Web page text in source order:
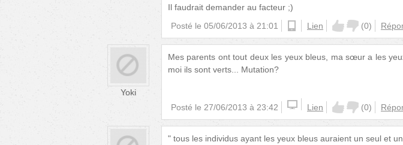
Il faudrait demander au facteur ;)
Posté le 05/06/2013 à 21:01 Lien (0)
Yoki
Mes parents ont tout deux les yeux bleus, ma sœur a les
moi ils sont verts... Mutation?
Posté le 27/06/2013 à 23:42 Lien (0)
" tous les individus ayant les yeux bleus auraient un seul et